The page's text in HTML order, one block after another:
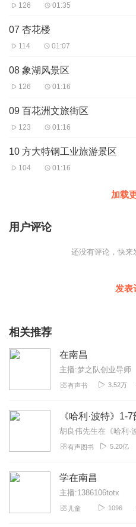
126 01:35
07 杏花楼
114 01:07
08 象湖风景区
126 01:16
09 百花洲文旅街区
123 01:16
10 方大特钢工业旅游景区
104 01:16
加载
用户评论
还没有评论，快来
发表
相关推荐
在南昌
主播:梦之队创业导师
有声书 3.52万
有声图书 5.20亿
学在南昌
主播:1386106totx
儿童 1096